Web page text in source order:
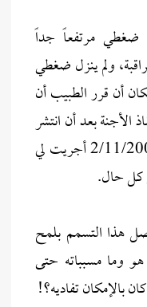
ضغطي مرتفعاً جداً
ولم ينزل ضغطي
أن قرر الطبيب أن
الأجنة بعد أن انتشر
التسمم على الخلاصتين وبتاريخ 2/11/2007 أجريت لي
كل حال.
هذا التسمم بلمح
وما مسبباته حتى
بالإمكان تفاديه؟!